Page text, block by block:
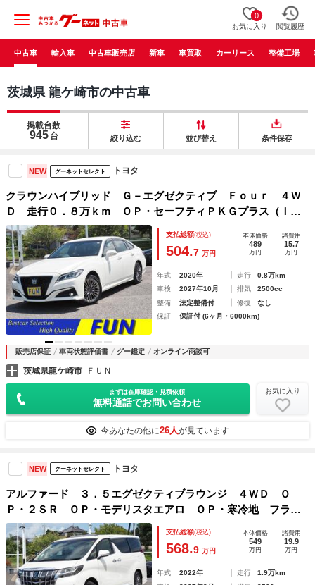
0
お気に入り 閲覧履歴
中古車 輸入車 中古車販売店 新車 車買取 カーリース 整備工場
茨城県 龍ケ崎市の中古車
掲載台数
945 台 絞り込む 並び替え 条件保存
NEW グーネットセレクト トヨタ
クラウンハイブリッド Ｇ－エグゼクティブ Ｆｏｕｒ ４Ｗ
Ｄ 走行０．８万ｋｍ ＯＰ・セーフティＰＫＧプラス（ＩＰ
Ａ２・全周囲・ＰＫＳＢ／ＲＣＤ） セーフティセンス ＢＳ
Ｍ ＨＵＤ Ｄインナーミラー 黒革シート リヤオートサン
シェード ツインディスプレイ
支払総額(税込)
504.7 万円
本体価格
489
万円
諸費用
15.7
万円
年式 2020年 走行
0.8万km
車検
2027年10月 排気
2500cc
整備
法定整備付 修復
なし
保証
保証付 (6ヶ月・6000km)
販売店保証 車両状態評価書 グー鑑定 オンライン商談可
茨城県龍ケ崎市 ＦＵＮ
まずは在庫確認・見積依頼
無料通話でお問い合わせ
お気に入り
今あなたの他に26人が見ています
NEW グーネットセレクト トヨタ
アルファード ３．５エグゼクティブラウンジ ４ＷＤ Ｏ
Ｐ・２ＳＲ ＯＰ・モデリスタエアロ ＯＰ・寒冷地 フラク
センナッパ革 セーフティセンス ＢＳＭ Ｄインナーミラ
ー ＪＢＬ メーカーナビ＆リヤエンタ＆全周囲＆ＩＰＡ２
両自動 Ｐバックドア
支払総額(税込)
568.9 万円
本体価格
549
万円
諸費用
19.9
万円
年式 2022年 走行
1.9万km